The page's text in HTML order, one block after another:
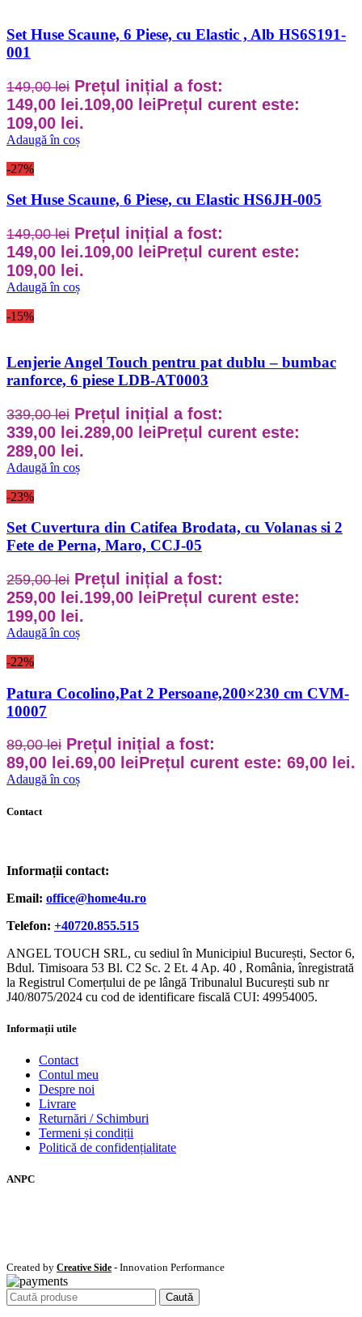
Set Huse Scaune, 6 Piese, cu Elastic , Alb HS6S191-
001
149,00lei Prețul inițial a fost:
149,00 lei.109,00 leiPrețul curent este:
109,00 lei.
Adaugă în coș
-27%
Set Huse Scaune, 6 Piese, cu Elastic HS6JH-005
149,00lei Prețul inițial a fost:
149,00 lei.109,00 leiPrețul curent este:
109,00 lei.
Adaugă în coș
-15%
Lenjerie Angel Touch pentru pat dublu – bumbac
ranforce, 6 piese LDB-AT0003
339,00lei Prețul inițial a fost:
339,00 lei.289,00 leiPrețul curent este:
289,00 lei.
Adaugă în coș
-23%
Set Cuvertura din Catifea Brodata, cu Volanas si 2
Fete de Perna, Maro, CCJ-05
259,00lei Prețul inițial a fost:
259,00 lei.199,00 leiPrețul curent este:
199,00 lei.
Adaugă în coș
-22%
Patura Cocolino,Pat 2 Persoane,200×230 cm CVM-
10007
89,00lei Prețul inițial a fost:
89,00 lei.69,00 leiPrețul curent este: 69,00 lei.
Adaugă în coș
Contact
Informații contact:
Email: office@home4u.ro
Telefon: +40720.855.515
ANGEL TOUCH SRL, cu sediul în Municipiul București, Sector 6,
Bdul. Timisoara 53 Bl. C2 Sc. 2 Et. 4 Ap. 40 , România, înregistrată
la Registrul Comerțului de pe lângă Tribunalul București sub nr
J40/8075/2024 cu cod de identificare fiscală CUI: 49954005.
Informații utile
Contact
Contul meu
Despre noi
Livrare
Returnări / Schimburi
Termeni și condiții
Politică de confidențialitate
ANPC
Created by Creative Side - Innovation Performance
Caută